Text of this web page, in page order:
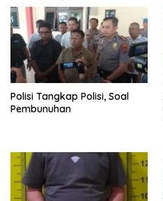
Polisi Tangkap Polisi, Soal
Pembunuhan